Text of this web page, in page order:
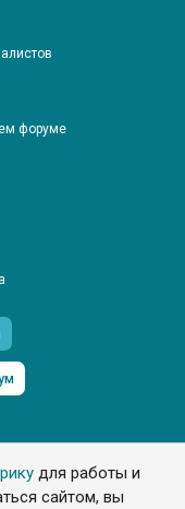
для работы и
сайтом, вы
форуме
защищены
с обязательной